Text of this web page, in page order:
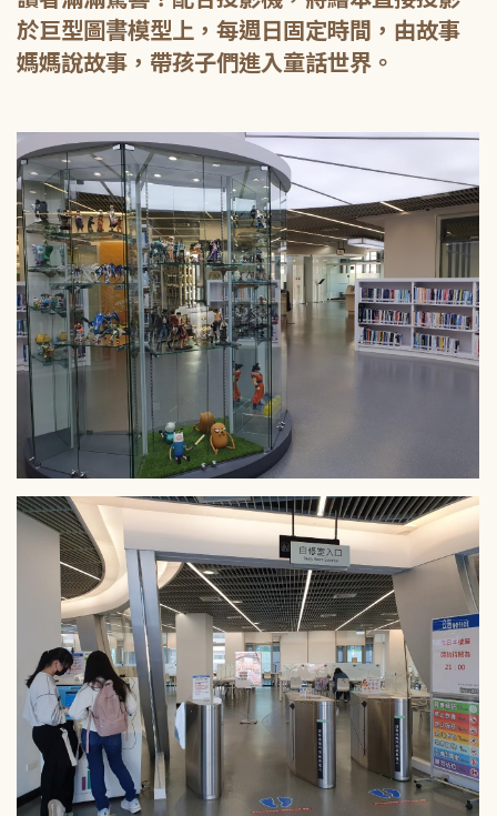
於巨型圖書模型上，每週日固定時間，由故事
媽媽說故事，帶孩子們進入童話世界。